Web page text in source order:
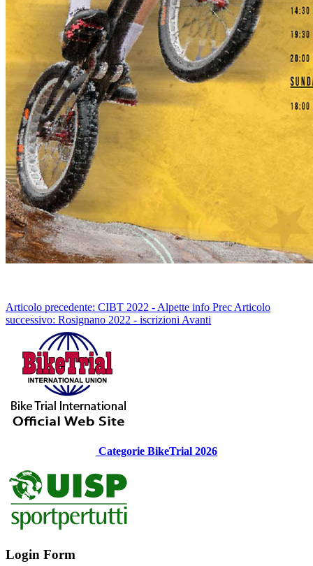
Articolo precedente: CIBT 2022 - Alpette info Prec Articolo
successivo: Rosignano 2022 - iscrizioni Avanti
Categorie BikeTrial 2026
Login Form